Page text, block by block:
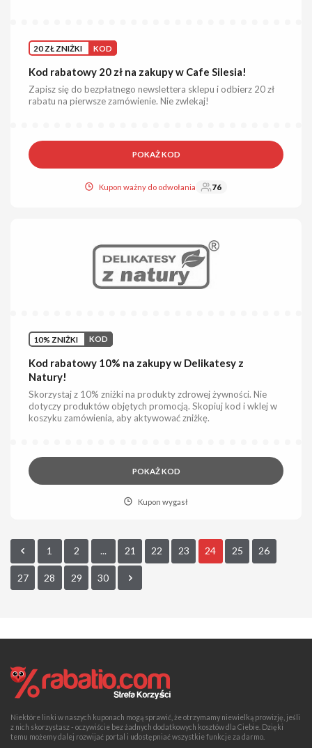
20 ZŁ ZNIŻKI KOD
Kod rabatowy 20 zł na zakupy w Cafe Silesia!
Zapisz się do bezpłatnego newslettera sklepu i odbierz 20 zł
rabatu na pierwsze zamówienie. Nie zwlekaj!
POKAŻ KOD
Kupon ważny do odwołania 76
10% ZNIŻKI KOD
Kod rabatowy 10% na zakupy w Delikatesy z
Natury!
Skorzystaj z 10% zniżki na produkty zdrowej żywności. Nie
dotyczy produktów objętych promocją. Skopiuj kod i wklej w
koszyku zamówienia, aby aktywować zniżkę.
POKAŻ KOD
Kupon wygasł
1 2 ... 21 22 23 24 25 26
27 28 29 30
Niektóre linki w naszych kuponach mogą sprawić, że otrzymamy niewielką prowizję, jeśli
z nich skorzystasz - oczywiście bez żadnych dodatkowych kosztów dla Ciebie. Dzięki
temu możemy dalej rozwijać portal i udostępniać wszystkie funkcje za darmo.